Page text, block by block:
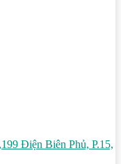
Điện Biên Phủ, P.15,